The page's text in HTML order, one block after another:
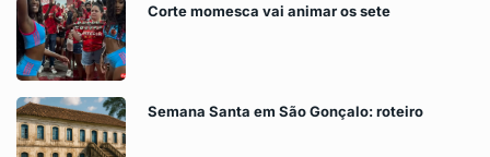
Corte momesca vai animar os sete
Semana Santa em São Gonçalo: roteiro